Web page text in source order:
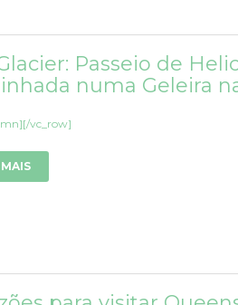
Passeio de
numa Geleira
vc_row]